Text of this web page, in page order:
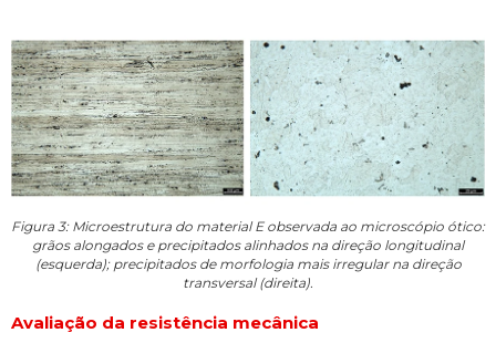
Figura 3: Microestrutura do material E observada ao microscópio ótico:
grãos alongados e precipitados alinhados na direção longitudinal
(esquerda); precipitados de morfologia mais irregular na direção
transversal (direita).
Avaliação da resistência mecânica